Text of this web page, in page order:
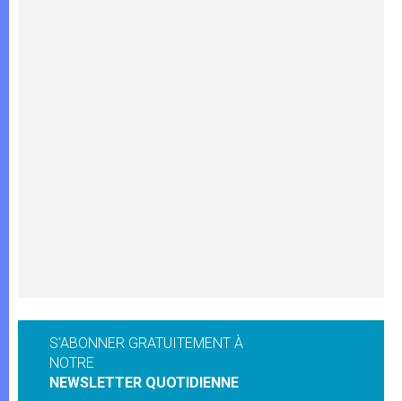
S'ABONNER GRATUITEMENT À
NOTRE
NEWSLETTER QUOTIDIENNE